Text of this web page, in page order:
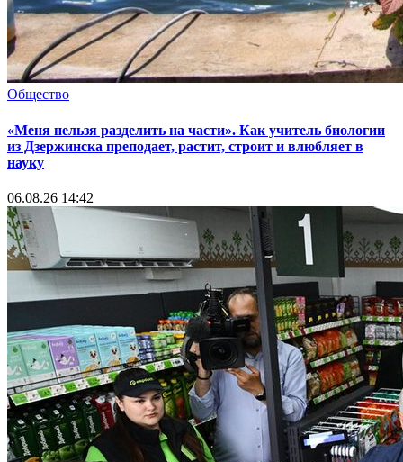
Общество
«Меня нельзя разделить на части». Как учитель биологии
из Дзержинска преподает, растит, строит и влюбляет в
науку
06.08.26 14:42